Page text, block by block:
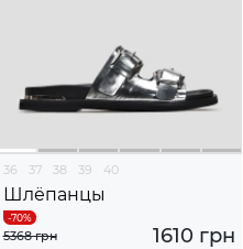
36 37 38 39 40
Шлёпанцы
1610 грн
5368 грн